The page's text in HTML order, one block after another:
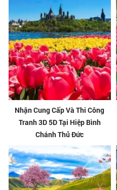
Nhận Cung Cấp Và Thi Công
Tranh 3D 5D Tại Hiệp Bình
Chánh Thủ Đức